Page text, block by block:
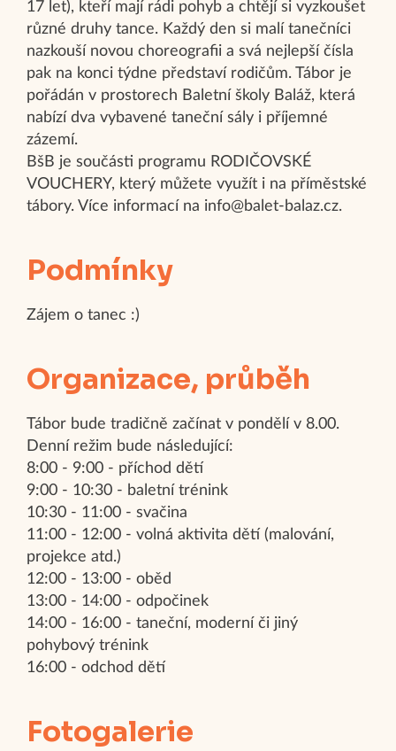
17 let), kteří mají rádi pohyb a chtějí si vyzkoušet
různé druhy tance. Každý den si malí tanečníci
nazkouší novou choreografii a svá nejlepší čísla
pak na konci týdne představí rodičům. Tábor je
pořádán v prostorech Baletní školy Baláž, která
nabízí dva vybavené taneční sály i příjemné
zázemí.
BšB je součásti programu RODIČOVSKÉ
VOUCHERY, který můžete využít i na příměstské
tábory. Více informací na info@balet-balaz.cz.
Podmínky
Zájem o tanec :)
Organizace, průběh
Tábor bude tradičně začínat v pondělí v 8.00.
Denní režim bude následující:
8:00 - 9:00 - příchod dětí
9:00 - 10:30 - baletní trénink
10:30 - 11:00 - svačina
11:00 - 12:00 - volná aktivita dětí (malování,
projekce atd.)
12:00 - 13:00 - oběd
13:00 - 14:00 - odpočinek
14:00 - 16:00 - taneční, moderní či jiný
pohybový trénink
16:00 - odchod dětí
Fotogalerie